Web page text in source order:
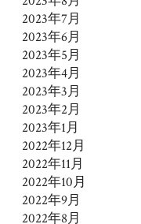
2023年7月
2023年6月
2023年5月
2023年4月
2023年3月
2023年2月
2023年1月
2022年12月
2022年11月
2022年10月
2022年9月
2022年8月